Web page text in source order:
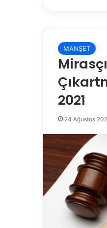
MANŞET
2021
24 Ağustos